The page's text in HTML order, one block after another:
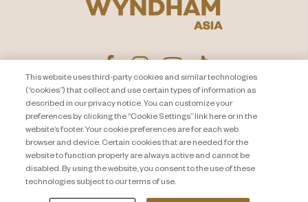
隐私声明
About Travel + Leisure Co
Cookie Settings
联系我们
网站地图
条款和条件
This website uses third-party cookies and similar technologies
(“cookies”) that collect and use certain types of information as
described in our privacy notice. You can customize your
preferences by clicking the “Cookie Settings” link here or in the
website’s footer. Your cookie preferences are for each web
browser and device. Certain cookies that are needed for the
website to function properly are always active and cannot be
disabled. By using the website, you consent to the use of these
technologies subject to our terms of use.